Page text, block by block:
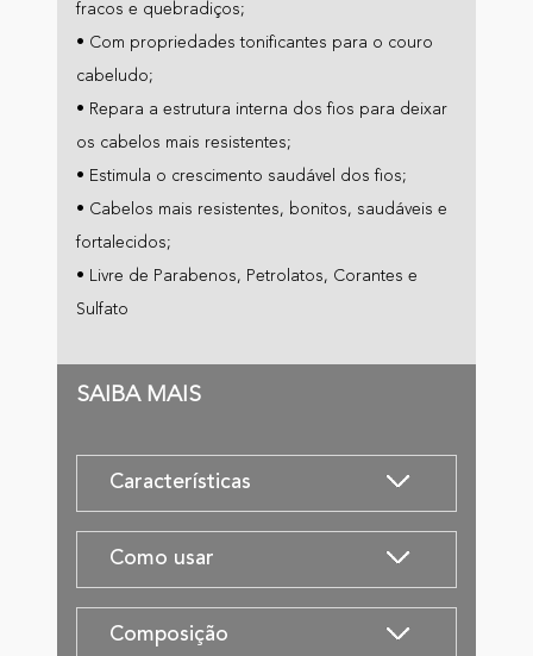
fracos e quebradiços;
• Com propriedades tonificantes para o couro
cabeludo;
• Repara a estrutura interna dos fios para deixar
os cabelos mais resistentes;
• Estimula o crescimento saudável dos fios;
• Cabelos mais resistentes, bonitos, saudáveis e
fortalecidos;
• Livre de Parabenos, Petrolatos, Corantes e
Sulfato
SAIBA MAIS
Características
Como usar
Composição